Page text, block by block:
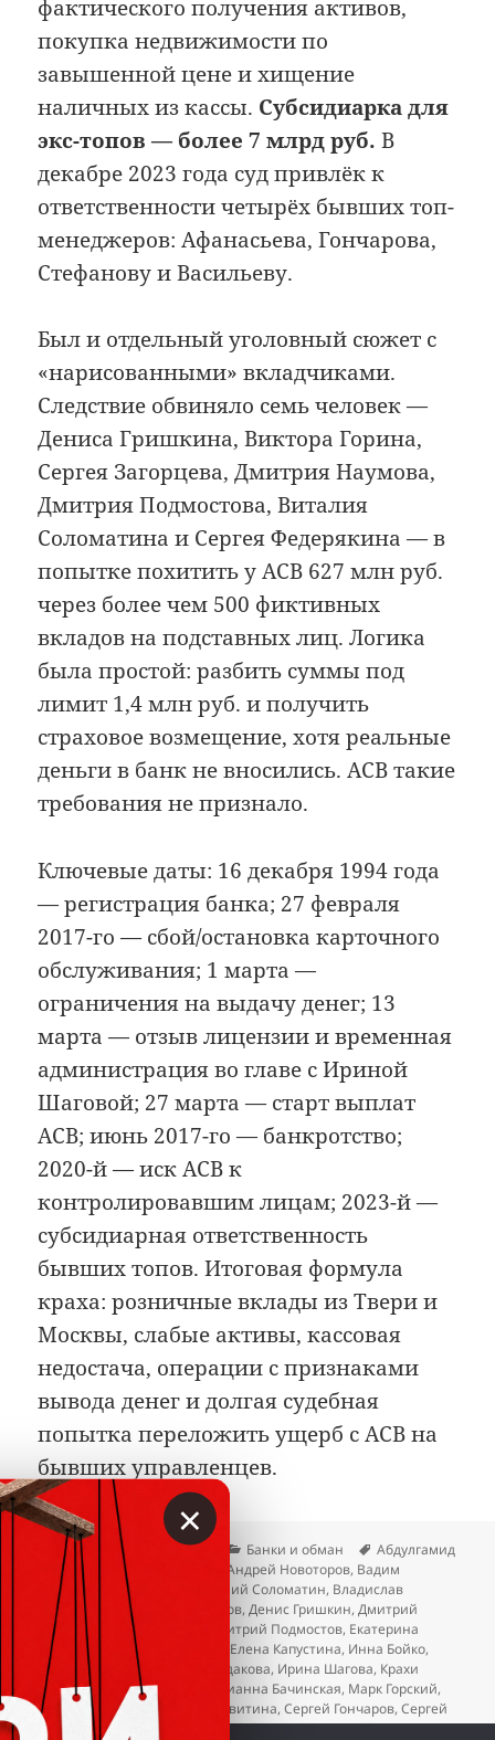
фактического получения активов,
покупка недвижимости по
завышенной цене и хищение
наличных из кассы. Субсидиарка для
экс-топов — более 7 млрд руб. В
декабре 2023 года суд привлёк к
ответственности четырёх бывших топ-
менеджеров: Афанасьева, Гончарова,
Стефанову и Васильеву.
Был и отдельный уголовный сюжет с
«нарисованными» вкладчиками.
Следствие обвиняло семь человек —
Дениса Гришкина, Виктора Горина,
Сергея Загорцева, Дмитрия Наумова,
Дмитрия Подмостова, Виталия
Соломатина и Сергея Федерякина — в
попытке похитить у АСВ 627 млн руб.
через более чем 500 фиктивных
вкладов на подставных лиц. Логика
была простой: разбить суммы под
лимит 1,4 млн руб. и получить
страховое возмещение, хотя реальные
деньги в банк не вносились. АСВ такие
требования не признало.
Ключевые даты: 16 декабря 1994 года
— регистрация банка; 27 февраля
2017-го — сбой/остановка карточного
обслуживания; 1 марта —
ограничения на выдачу денег; 13
марта — отзыв лицензии и временная
администрация во главе с Ириной
Шаговой; 27 марта — старт выплат
АСВ; июнь 2017-го — банкротство;
2020-й — иск АСВ к
контролировавшим лицам; 2023-й —
субсидиарная ответственность
бывших топов. Итоговая формула
краха: розничные вклады из Твери и
Москвы, слабые активы, кассовая
недостача, операции с признаками
вывода денег и долгая судебная
попытка переложить ущерб с АСВ на
бывших управленцев.
Опубликовано
02.06.2026 Автор
Вкладер Рубрики
Банки и обман Метки
Абдулгамид
Ахмедов
Алексей Гостюхин Андрей Новоторов, Вадим
Сотсков
Виктор Горин Виталий Соломатин, Владислав
Васянкин
Геннадий Трофимов,Денис Гришкин,Дмитрий
Куляко , Дмитрий Наумов Дмитрий Подмостов, Екатерина
Казьмина
Елена Васильева Елена Капустина, Инна Бойко,
Ирина Стефанова
Ирина Судакова, Ирина Шагова, Крахи
банков,Максим Дьяков Марианна Бачинская, Марк Горский,
Михаил Афанасьев
Нина Левитина,Сергей Гончаров,Сергей
Загорцев ,Сергей Юнин Тимофей Хлопотин,Юрий
×